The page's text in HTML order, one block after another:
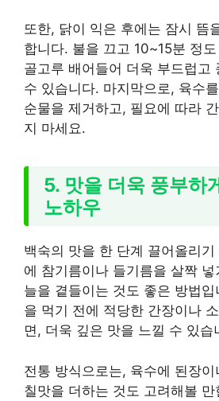
또한, 닭이 익은 후에는 잠시 뜸
합니다. 불을 끄고 10~15분 정
골고루 배어들어 더욱 부드럽고
수 있습니다. 마지막으로, 육수
순물을 제거하고, 필요에 따라
지 마세요.
5. 맛을 더욱 풍부하
노하우
백숙의 맛을 한 단계 끌어올리
에 참기름이나 들기름을 살짝
늘을 곁들이는 것도 좋은 방법
을 먹기 전에 적당한 간장이나
면, 더욱 깊은 맛을 느낄 수 있습
전통 방식으로는, 육수에 된장
칠맛을 더하는 것도 고려해볼